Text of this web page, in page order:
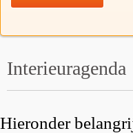
Interieuragenda
Hieronder